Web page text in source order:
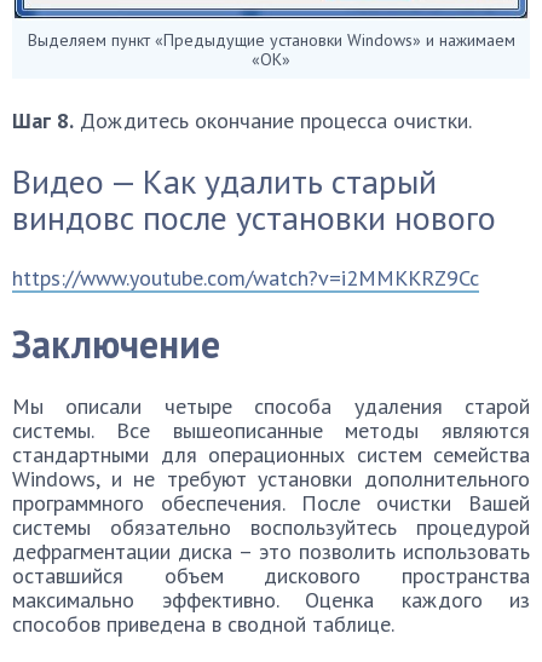
Выделяем пункт «Предыдущие установки Windows» и нажимаем
«ОК»
Шаг 8. Дождитесь окончание процесса очистки.
Видео — Как удалить старый
виндовс после установки нового
https://www.youtube.com/watch?v=i2MMKKRZ9Cc
Заключение
Мы описали четыре способа удаления старой
системы. Все вышеописанные методы являются
стандартными для операционных систем семейства
Windows, и не требуют установки дополнительного
программного обеспечения. После очистки Вашей
системы обязательно воспользуйтесь процедурой
дефрагментации диска – это позволить использовать
оставшийся объем дискового пространства
максимально эффективно. Оценка каждого из
способов приведена в сводной таблице.